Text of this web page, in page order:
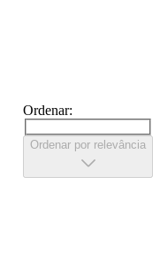
Ordenar:
Ordenar por relevância